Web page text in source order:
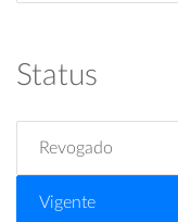
Status
Revogado
Vigente